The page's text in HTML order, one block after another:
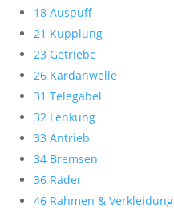
18 Auspuff
21 Kupplung
23 Getriebe
26 Kardanwelle
31 Telegabel
32 Lenkung
33 Antrieb
34 Bremsen
36 Räder
46 Rahmen & Verkleidung